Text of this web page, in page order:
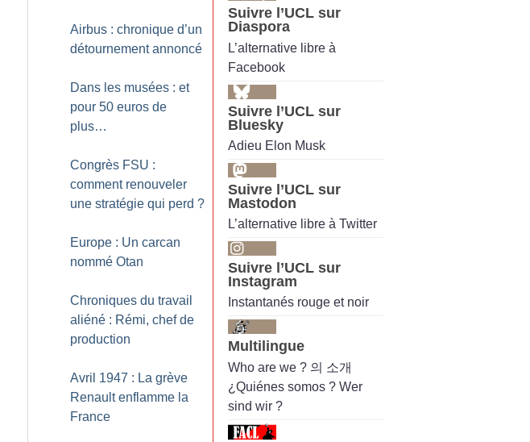
Airbus : chronique d’un
détournement annoncé
Dans les musées : et
pour 50 euros de
plus…
Congrès FSU :
comment renouveler
une stratégie qui perd ?
Europe : Un carcan
nommé Otan
Chroniques du travail
aliéné : Rémi, chef de
production
Avril 1947 : La grève
Renault enflamme la
France
Suivre l’UCL sur
Diaspora
L’alternative libre à
Facebook
Suivre l’UCL sur
Bluesky
Adieu Elon Musk
Suivre l’UCL sur
Mastodon
L’alternative libre à Twitter
Suivre l’UCL sur
Instagram
Instantanés rouge et noir
Multilingue
Who are we ? 의 소개
¿Quiénes somos ? Wer
sind wir ?